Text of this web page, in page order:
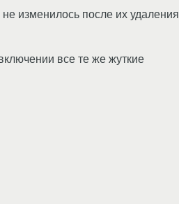
изменилось после их удаления
все те же жуткие